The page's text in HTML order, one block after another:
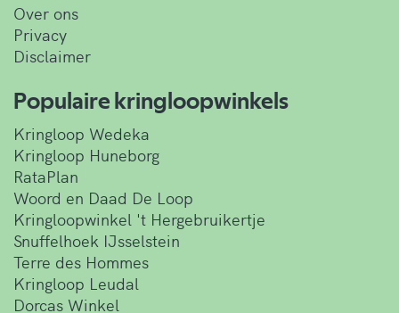
Over ons
Privacy
Disclaimer
Populaire kringloopwinkels
Kringloop Wedeka
Kringloop Huneborg
RataPlan
Woord en Daad De Loop
Kringloopwinkel 't Hergebruikertje
Snuffelhoek IJsselstein
Terre des Hommes
Kringloop Leudal
Dorcas Winkel